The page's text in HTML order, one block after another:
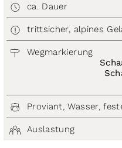
ca. Dauer
trittsicher, alpines
Wegmarkierung
Proviant, Wasser,
Auslastung